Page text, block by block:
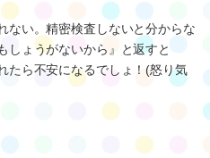
ない。精密検査しないと分からな
しょうがないから』と返すと
たら不安になるでしょ！(怒り気